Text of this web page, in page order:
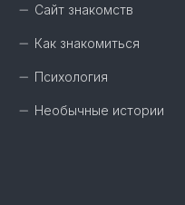
Сайт знакомств
Как знакомиться
Психология
Необычные истории